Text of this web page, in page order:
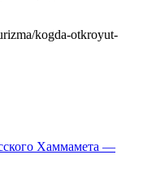
kogda-otkroyut-
Хаммамета —